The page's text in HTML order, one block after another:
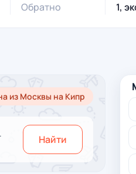
Обратно 1,
из Москвы на Кипр
.
Найти